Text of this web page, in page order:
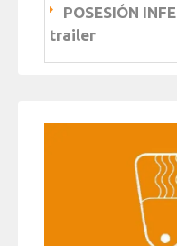
POSESIÓN
trailer